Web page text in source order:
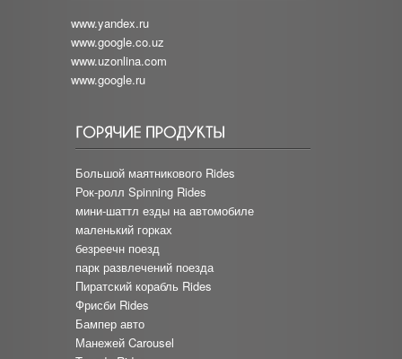
www.yandex.ru
www.google.co.uz
www.uzonlina.com
www.google.ru
Большой маятникового Rides
Рок-ролл Spinning Rides
мини-шаттл езды на автомобиле
маленький горках
безреечн поезд
парк развлечений поезда
Пиратский корабль Rides
Фрисби Rides
Бампер авто
Манежей Carousel